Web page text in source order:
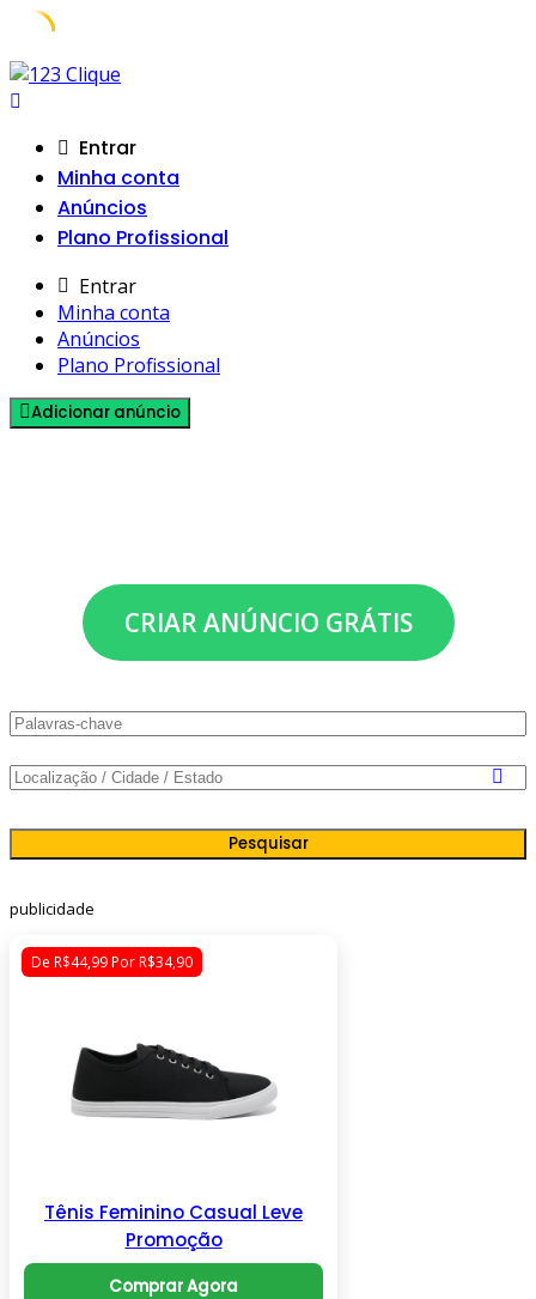
Skip
to
Entrar
Minha conta
Anúncios
Plano Profissional
Entrar
Minha conta
Anúncios
Plano Profissional
Adicionar anúncio
CRIAR ANÚNCIO GRÁTIS
Pesquisar
publicidade
De R$44,99 Por R$34,90
Tênis Feminino Casual Leve
Promoção
Comprar Agora